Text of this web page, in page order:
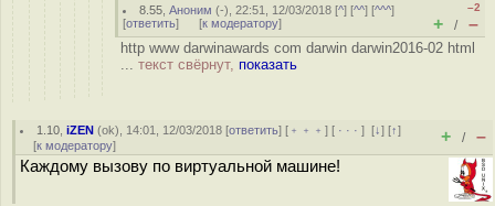
8.55 ,Аноним (-), 22:51, 12/03/2018 [^] [^^] [^^^]
[ответить] [к модератору]
–2
+ / –
http www darwinawards com darwin darwin2016-02 html
... текст свёрнут, показать
1.10 ,iZEN (ok), 14:01, 12/03/2018 [ответить] [ ﹢﹢﹢] [ · · ·][↓] [↑]
[к модератору] + / –
Каждому вызову по виртуальной машине!